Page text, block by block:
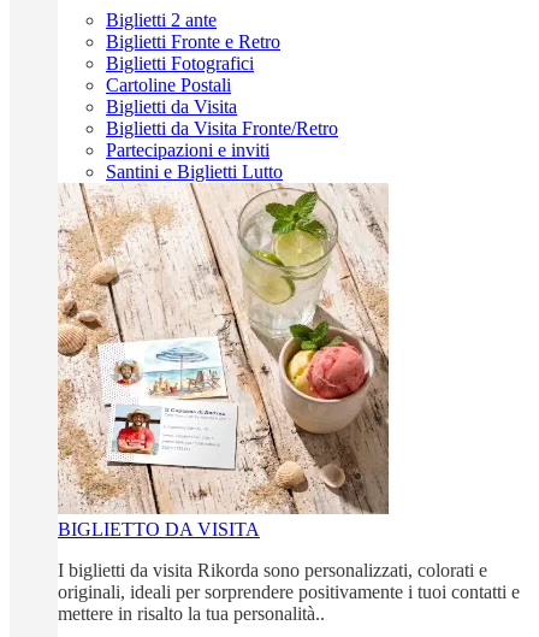
Biglietti 2 ante
Biglietti Fronte e Retro
Biglietti Fotografici
Cartoline Postali
Biglietti da Visita
Biglietti da Visita Fronte/Retro
Partecipazioni e inviti
Santini e Biglietti Lutto
BIGLIETTO DA VISITA
I biglietti da visita Rikorda sono personalizzati, colorati e
originali, ideali per sorprendere positivamente i tuoi contatti e
mettere in risalto la tua personalità..